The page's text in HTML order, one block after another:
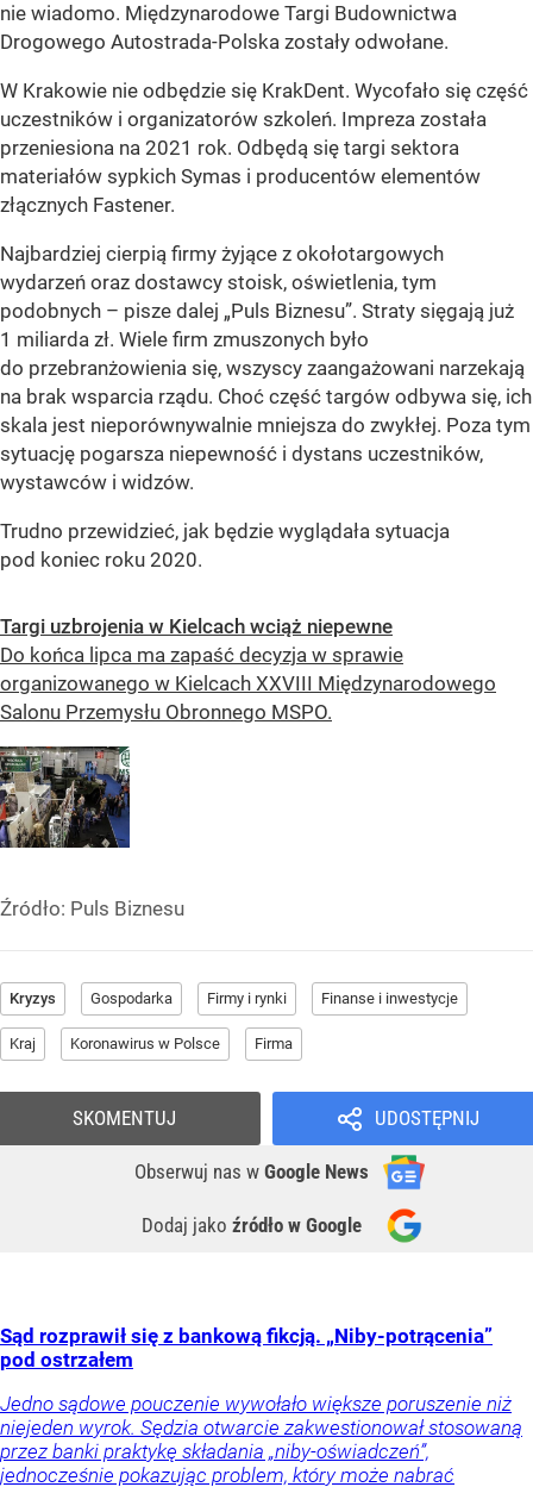
nie wiadomo. Międzynarodowe Targi Budownictwa
Drogowego Autostrada-Polska zostały odwołane.
W Krakowie nie odbędzie się KrakDent. Wycofało się część
uczestników i organizatorów szkoleń. Impreza została
przeniesiona na 2021 rok. Odbędą się targi sektora
materiałów sypkich Symas i producentów elementów
złącznych Fastener.
Najbardziej cierpią firmy żyjące z okołotargowych
wydarzeń oraz dostawcy stoisk, oświetlenia, tym
podobnych – pisze dalej „Puls Biznesu”. Straty sięgają już
1 miliarda zł. Wiele firm zmuszonych było
do przebranżowienia się, wszyscy zaangażowani narzekają
na brak wsparcia rządu. Choć część targów odbywa się, ich
skala jest nieporównywalnie mniejsza do zwykłej. Poza tym
sytuację pogarsza niepewność i dystans uczestników,
wystawców i widzów.
Trudno przewidzieć, jak będzie wyglądała sytuacja
pod koniec roku 2020.
Targi uzbrojenia w Kielcach wciąż niepewne
Do końca lipca ma zapaść decyzja w sprawie
organizowanego w Kielcach XXVIII Międzynarodowego
Salonu Przemysłu Obronnego MSPO.
Źródło: Puls Biznesu
Kryzys Gospodarka Firmy i rynki Finanse i inwestycje
Kraj Koronawirus w Polsce Firma
UDOSTĘPNIJ
Obserwuj nas w Google News
Dodaj jako źródło w Google
SKOMENTUJ
Sąd rozprawił się z bankową fikcją. „Niby-potrącenia”
pod ostrzałem
Jedno sądowe pouczenie wywołało większe poruszenie niż
niejeden wyrok. Sędzia otwarcie zakwestionował stosowaną
przez banki praktykę składania „niby-oświadczeń”,
jednocześnie pokazując problem, który może nabrać